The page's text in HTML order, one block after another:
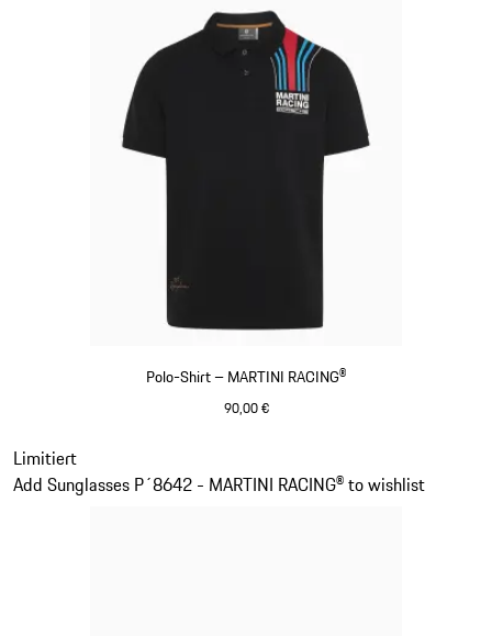
Polo-Shirt – MARTINI RACING®
90,00 €
Limitiert
Add Sunglasses P´8642 - MARTINI RACING® to wishlist
Slide 2 von 20